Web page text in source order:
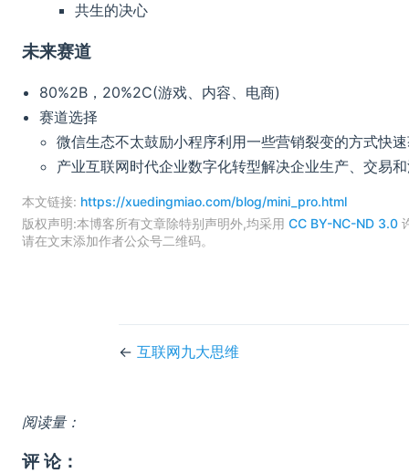
共生的决心
未来赛道
80%2B，20%2C(游戏、内容、电商)
赛道选择
微信生态不太鼓励小程序利用一些营销裂变的方式快
产业互联网时代企业数字化转型解决企业生产、交易
本文链接: https://xuedingmiao.com/blog/mini_pro.html
版权声明:本博客所有文章除特别声明外,均采用 CC BY-NC-ND 3.0
请在文末添加作者公众号二维码。
← 互联网九大思维
阅读量：
评 论：